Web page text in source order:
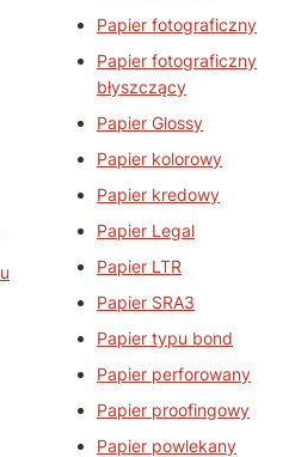
Papier fotograficzny
Papier fotograficzny
błyszczący
Papier Glossy
Papier kolorowy
Papier kredowy
Papier Legal
Papier LTR
Papier SRA3
Papier typu bond
Papier perforowany
Papier proofingowy
Papier powlekany